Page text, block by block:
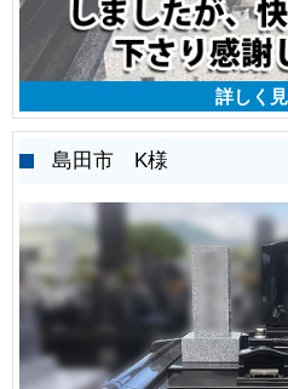
詳しく
島田市 K様